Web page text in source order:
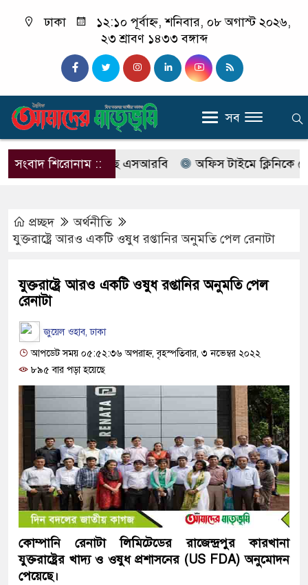
ঢাকা
১২:১০ পূর্বাহ্ন, শনিবার, ০৮ অগাস্ট ২০২৬,
২৩ শ্রাবণ ১৪৩৩ বঙ্গাব্দ
সব
সংবাদ শিরোনাম ::
নাম বদলে আসছে এসআরবি অফিস টাইমে ক্লিনিকে
প্রচ্ছদ
অর্থনীতি
যুক্তরাষ্ট্রে আরও একটি ওষুধ রপ্তানির অনুমতি পেল রেনাটা
যুক্তরাষ্ট্রে আরও একটি ওষুধ রপ্তানির অনুমতি পেল
রেনাটা
জুয়েল ওহাব, ঢাকা
আপডেট সময় ০৫:৫২:৩৬ অপরাহ্ন, বৃহস্পতিবার, ৩ নভেম্বর ২০২২
৮৯৫ বার পড়া হয়েছে
কোম্পানি রেনাটা লিমিটেডের রাজেন্দ্রপুর কারখানা
যুক্তরাষ্ট্রের খাদ্য ও ওষুধ প্রশাসনের (US FDA) অনুমোদন
পেয়েছে।